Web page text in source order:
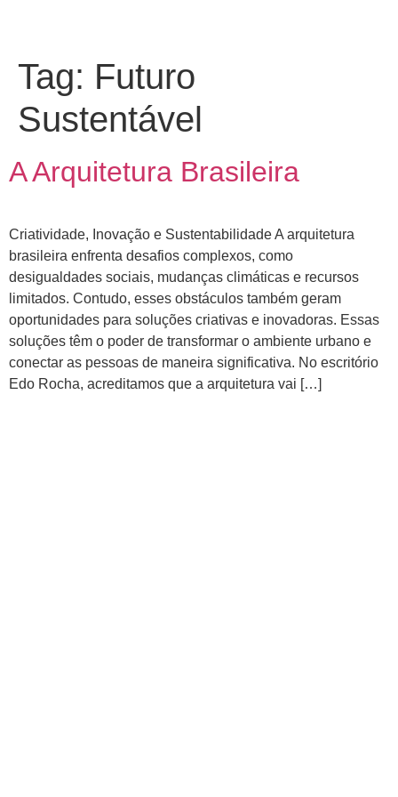
Tag: Futuro
Sustentável
A Arquitetura Brasileira
Criatividade, Inovação e Sustentabilidade A arquitetura
brasileira enfrenta desafios complexos, como
desigualdades sociais, mudanças climáticas e recursos
limitados. Contudo, esses obstáculos também geram
oportunidades para soluções criativas e inovadoras. Essas
soluções têm o poder de transformar o ambiente urbano e
conectar as pessoas de maneira significativa. No escritório
Edo Rocha, acreditamos que a arquitetura vai […]